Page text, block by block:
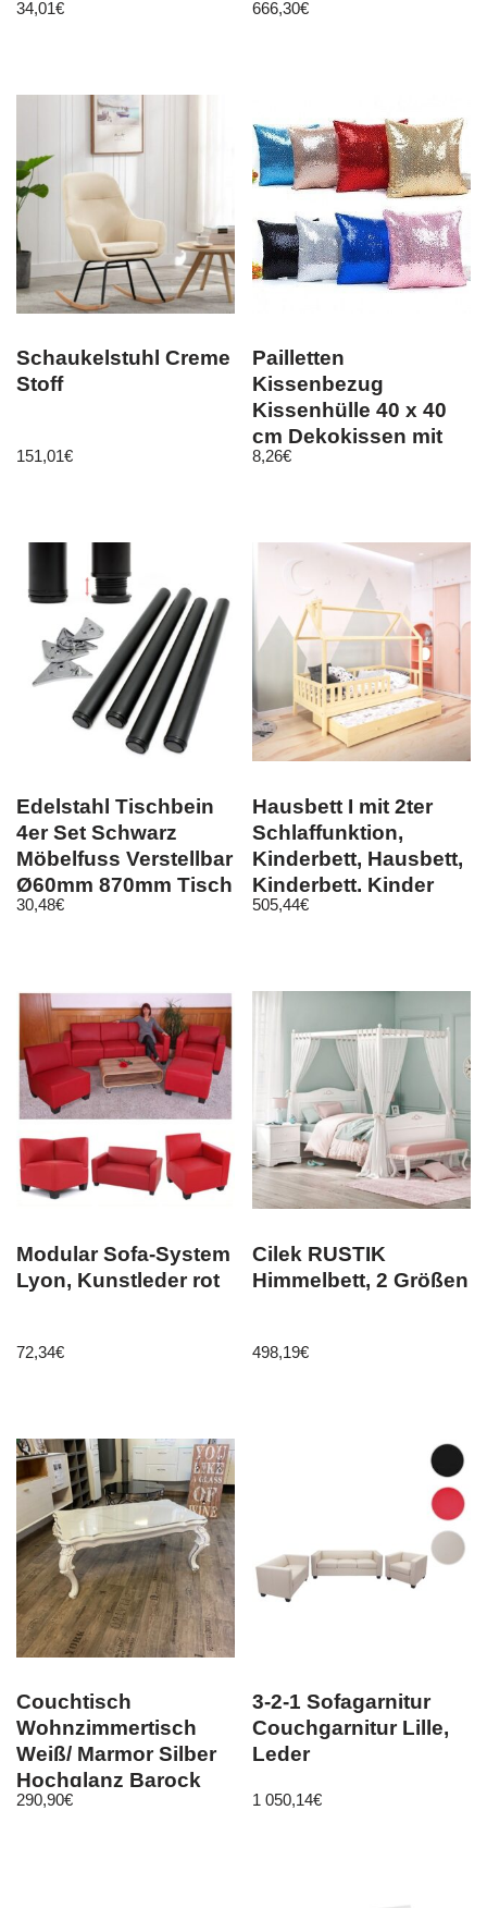
Grau
34,01€ ausziehbardesign
666,30€
Schaukelstuhl Creme
Stoff
151,01€
Pailletten
Kissenbezug
Kissenhülle 40 x 40
cm Dekokissen mit
Reißverschluss
8,26€
Edelstahl Tischbein
4er Set Schwarz
Möbelfuss Verstellbar
Ø60mm 870mm Tisch
30,48€
Hausbett I mit 2ter
Schlaffunktion,
Kinderbett, Hausbett,
Kinderbett, Kinder
505,44€
Modular Sofa-System
Lyon, Kunstleder rot
72,34€
Cilek RUSTIK
Himmelbett, 2 Größen
498,19€
Couchtisch
Wohnzimmertisch
Weiß/ Marmor Silber
Hochglanz Barock
Angebot
290,90€
3-2-1 Sofagarnitur
Couchgarnitur Lille,
Leder
1 050,14€